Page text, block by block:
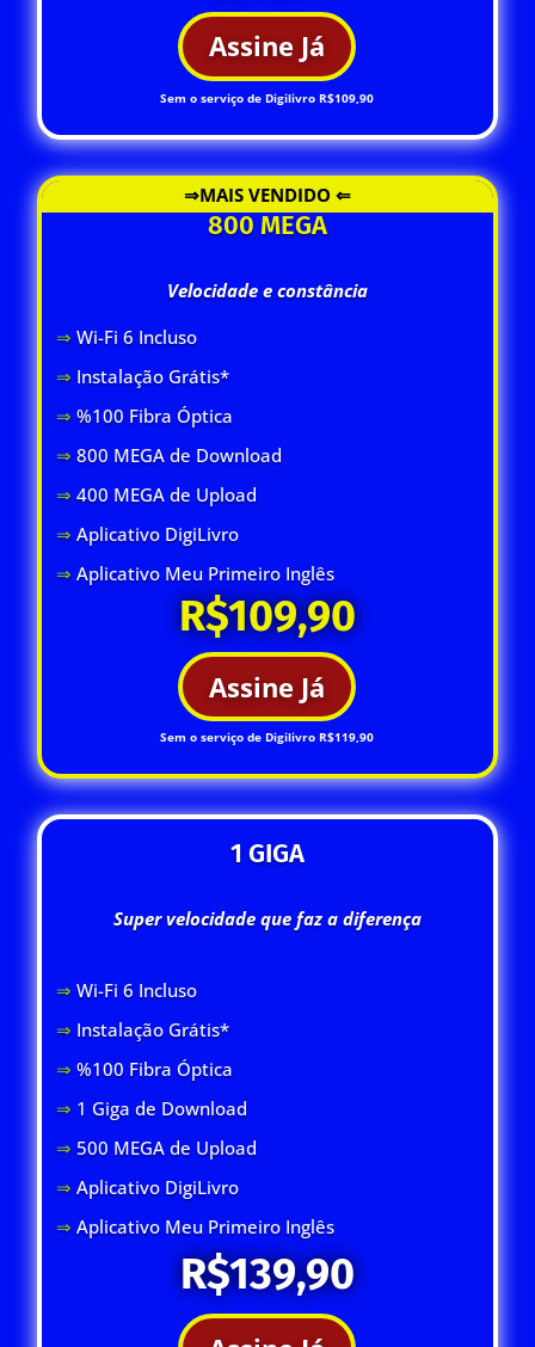
Assine Já
Sem o serviço de Digilivro R$109,90
⇒MAIS VENDIDO ⇐
800 MEGA
Velocidade e constância
⇒ Wi-Fi 6 Incluso
⇒ Instalação Grátis*
⇒ %100 Fibra Óptica
⇒ 800 MEGA de Download
⇒400 MEGA de Upload
⇒Aplicativo DigiLivro
⇒Aplicativo Meu Primeiro Inglês
R$109,90
Assine Já
Sem o serviço de Digilivro R$119,90
1 GIGA
Super velocidade que faz a diferença
⇒ Wi-Fi 6 Incluso
⇒ Instalação Grátis*
⇒ %100 Fibra Óptica
⇒ 1 Giga de Download
⇒ 500 MEGA de Upload
⇒Aplicativo DigiLivro
⇒Aplicativo Meu Primeiro Inglês
R$139,90